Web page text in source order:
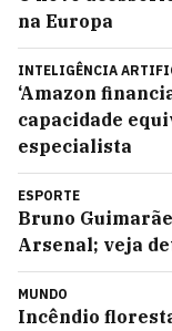
na Europa
INTELIGÊNCIA
‘Amazon
capacidade
especialista
ESPORTE
Bruno
Arsenal; veja
MUNDO
Incêndio